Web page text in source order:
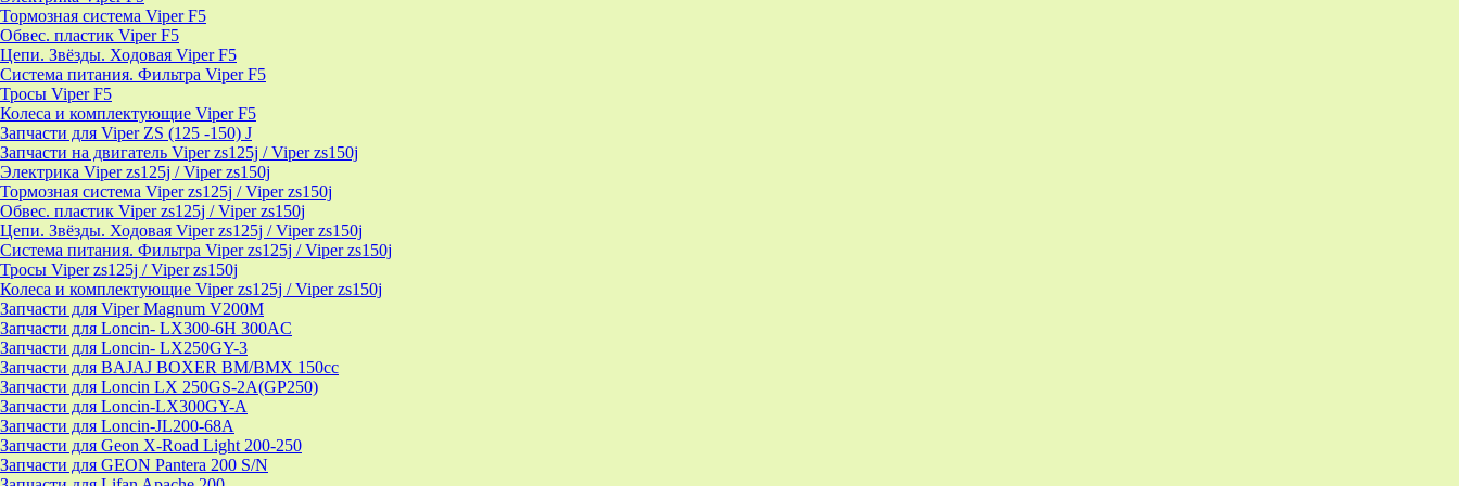
Тормозная система Viper F5
Обвес. пластик Viper F5
Цепи. Звёзды. Ходовая Viper F5
Система питания. Фильтра Viper F5
Тросы Viper F5
Колеса и комплектующие Viper F5
Запчасти для Viper ZS (125 -150) J
Запчасти на двигатель Viper zs125j / Viper zs150j
Электрика Viper zs125j / Viper zs150j
Тормозная система Viper zs125j / Viper zs150j
Обвес. пластик Viper zs125j / Viper zs150j
Цепи. Звёзды. Ходовая Viper zs125j / Viper zs150j
Система питания. Фильтра Viper zs125j / Viper zs150j
Тросы Viper zs125j / Viper zs150j
Колеса и комплектующие Viper zs125j / Viper zs150j
Запчасти для Viper Magnum V200M
Запчасти для Loncin- LX300-6H 300AC
Запчасти для Loncin- LX250GY-3
Запчасти для BAJAJ BOXER BM/ВМX 150cc
Запчасти для Loncin LX 250GS-2A(GP250)
Запчасти для Loncin-LX300GY-A
Запчасти для Loncin-JL200-68A
Запчасти для Geon X-Road Light 200-250
Запчасти для GEON Pantera 200 S/N